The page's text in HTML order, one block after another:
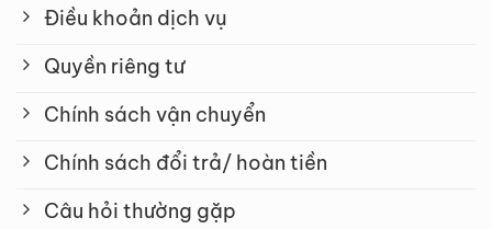
Điều khoản dịch vụ
Quyền riêng tư
Chính sách vận chuyển
Chính sách đổi trả/ hoàn tiền
Câu hỏi thường gặp